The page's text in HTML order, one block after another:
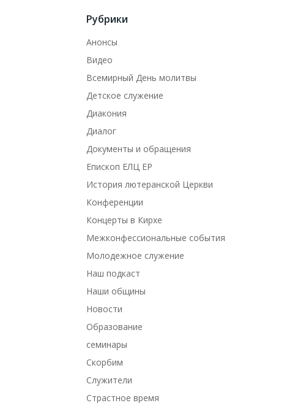
Рубрики
Анонсы
Видео
Всемирный День молитвы
Детское служение
Диакония
Диалог
Документы и обращения
Епископ ЕЛЦ ЕР
История лютеранской Церкви
Конференции
Концерты в Кирхе
Межконфессиональные события
Молодежное служение
Наш подкаст
Наши общины
Новости
Образование
семинары
Скорбим
Служители
Страстное время